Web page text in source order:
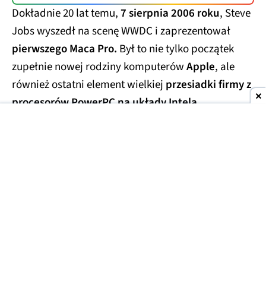
Dokładnie 20 lat temu,7 sierpnia 2006 roku, Steve
Jobs wyszedł na scenę WWDC i zaprezentował
pierwszego Maca Pro. Był to nie tylko początek
zupełnie nowej rodziny komputerówApple, ale
również ostatni element wielkiej przesiadki firmy z
procesorów PowerPC na układy Intela.